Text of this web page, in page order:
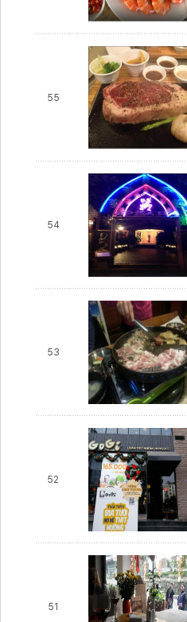
55
54
53
52
51